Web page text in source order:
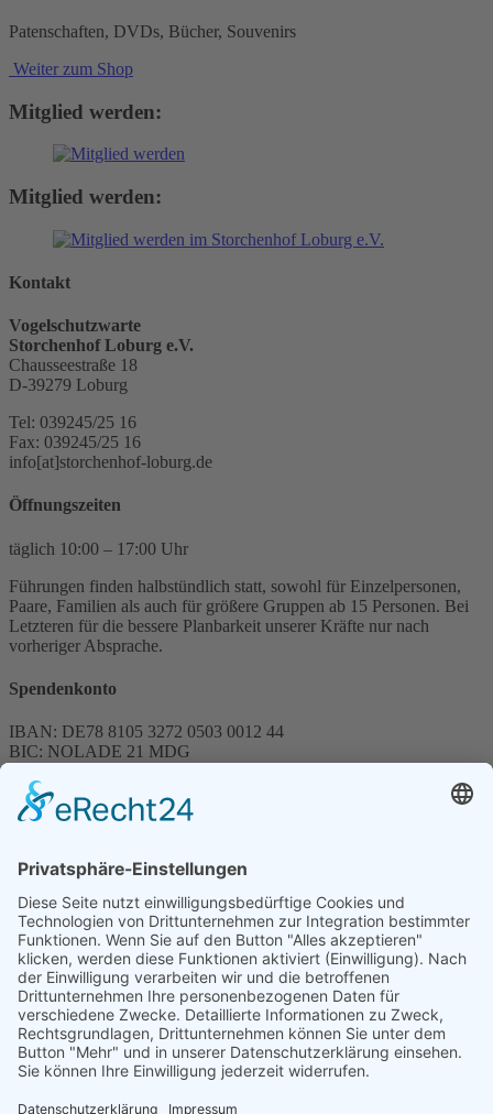
Patenschaften, DVDs, Bücher, Souvenirs
Weiter zum Shop
Mitglied werden:
Mitglied werden:
Kontakt
Vogelschutzwarte
Storchenhof Loburg e.V.
Chausseestraße 18
D-39279 Loburg
Tel: 039245/25 16
Fax: 039245/25 16
info[at]storchenhof-loburg.de
Öffnungszeiten
täglich 10:00 – 17:00 Uhr
Führungen finden halbstündlich statt, sowohl für Einzelpersonen,
Paare, Familien als auch für größere Gruppen ab 15 Personen. Bei
Letzteren für die bessere Planbarkeit unserer Kräfte nur nach
vorheriger Absprache.
Spendenkonto
IBAN: DE78 8105 3272 0503 0012 44
BIC: NOLADE 21 MDG
Spenden können steuerlich abgesetzt werden
Förderung
© 1987 – 2025
Storchenhof Loburg e.V.
Alle Rechte vorbehalten.
Cookie-Einstellungen
Navigation überspringen
Impressum